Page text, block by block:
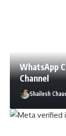
WhatsApp
Channel
Shailesh